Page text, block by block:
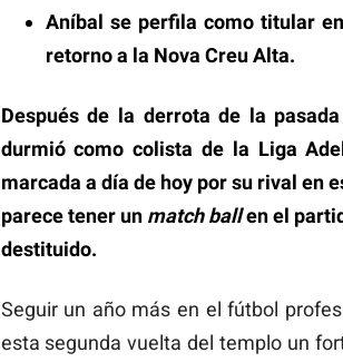
Aníbal se perfila como titular
retorno a la Nova Creu Alta.
Después de la derrota de la
durmió como colista de la Liga
marcada a día de hoy por su rival en
parece tener un match ballen el
destituido.
Seguir un año más en el fútbol
esta segunda vuelta del templo un